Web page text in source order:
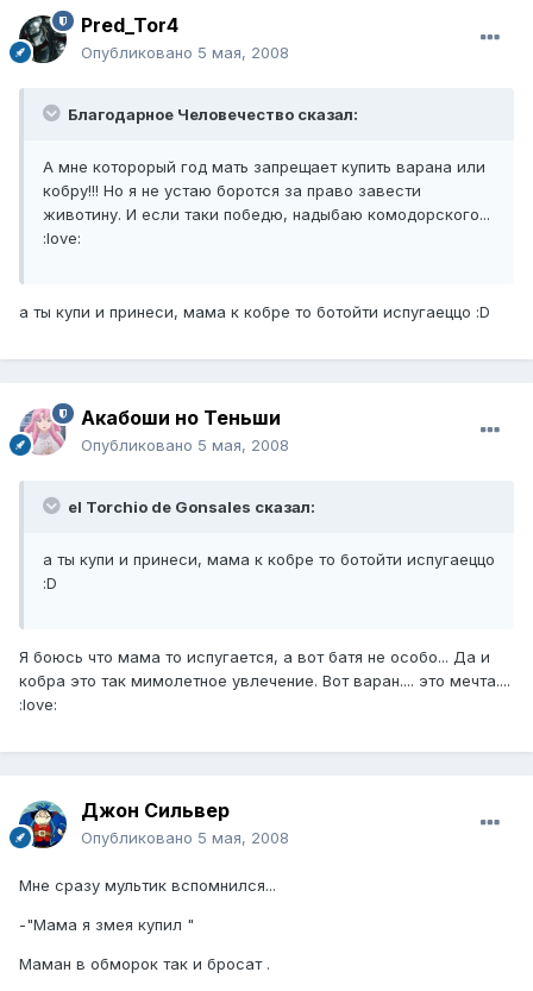
Pred_Tor4
Опубликовано 5 мая, 2008
Благодарное Человечество сказал:
А мне которорый год мать запрещает купить варана или
кобру!!! Но я не устаю боротся за право завести
животину. И если таки победю, надыбаю комодорского...
:love:
а ты купи и принеси, мама к кобре то ботойти испугаеццо :D
Акабоши но Теньши
Опубликовано 5 мая, 2008
el Torchio de Gonsales сказал:
а ты купи и принеси, мама к кобре то ботойти испугаеццо
:D
Я боюсь что мама то испугается, а вот батя не особо... Да и
кобра это так мимолетное увлечение. Вот варан.... это мечта....
:love:
Джон Сильвер
Опубликовано 5 мая, 2008
Мне сразу мультик вспомнился...
-"Мама я змея купил "
Маман в обморок так и бросат .